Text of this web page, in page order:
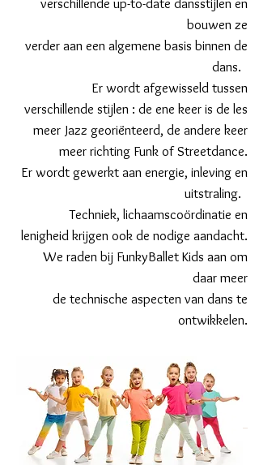
verschillende up-to-date dansstijlen en
bouwen ze
verder aan een algemene basis binnen de
dans.
Er wordt afgewisseld tussen
verschillende stijlen : de ene keer is de les
meer Jazz georiënteerd, de andere keer
meer richting Funk of Streetdance.
Er wordt gewerkt aan energie, inleving en
uitstraling.
Techniek, lichaamscoördinatie en
lenigheid krijgen ook de nodige aandacht.
We raden bij FunkyBallet Kids aan om
daar meer
de technische aspecten van dans te
ontwikkelen.